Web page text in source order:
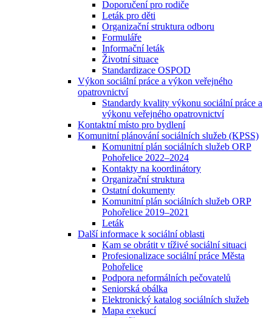
Doporučení pro rodiče
Leták pro děti
Organizační struktura odboru
Formuláře
Informační leták
Životní situace
Standardizace OSPOD
Výkon sociální práce a výkon veřejného
opatrovnictví
Standardy kvality výkonu sociální práce a
výkonu veřejného opatrovnictví
Kontaktní místo pro bydlení
Komunitní plánování sociálních služeb (KPSS)
Komunitní plán sociálních služeb ORP
Pohořelice 2022–2024
Kontakty na koordinátory
Organizační struktura
Ostatní dokumenty
Komunitní plán sociálních služeb ORP
Pohořelice 2019–2021
Leták
Další informace k sociální oblasti
Kam se obrátit v tíživé sociální situaci
Profesionalizace sociální práce Města
Pohořelice
Podpora neformálních pečovatelů
Seniorská obálka
Elektronický katalog sociálních služeb
Mapa exekucí